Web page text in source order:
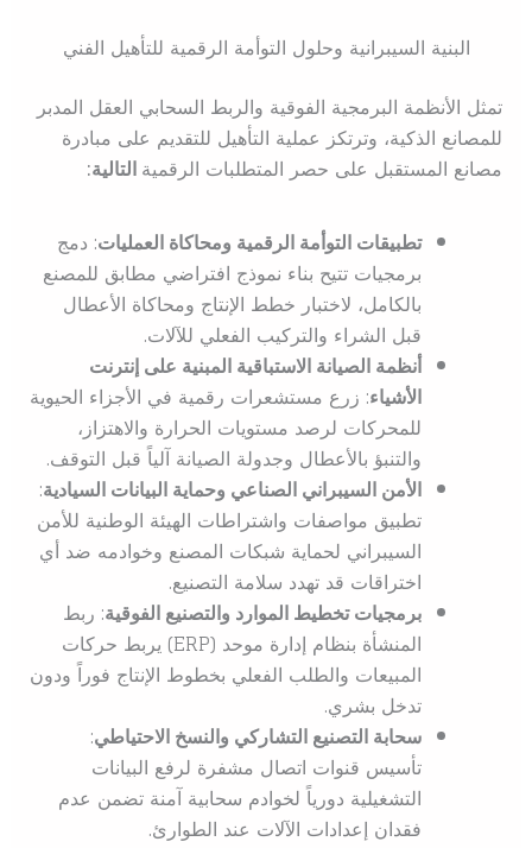
البنية السيبرانية وحلول التوأمة الرقمية للتأهيل الفني
تمثل الأنظمة البرمجية الفوقية والربط السحابي العقل المدبر
للمصانع الذكية، وترتكز عملية التأهيل للتقديم على مبادرة
مصانع المستقبل على حصر المتطلبات الرقميةالتالية:
تطبيقات التوأمة الرقمية ومحاكاة العمليات: دمج
برمجيات تتيح بناء نموذج افتراضي مطابق للمصنع
بالكامل، لاختبار خطط الإنتاج ومحاكاة الأعطال
قبل الشراء والتركيب الفعلي للآلات.
أنظمة الصيانة الاستباقية المبنية على إنترنت
الأشياء: زرع مستشعرات رقمية في الأجزاء الحيوية
للمحركات لرصد مستويات الحرارة والاهتزاز،
والتنبؤ بالأعطال وجدولة الصيانة آلياً قبل التوقف.
الأمن السيبراني الصناعي وحماية البيانات السيادية:
تطبيق مواصفات واشتراطات الهيئة الوطنية للأمن
السيبراني لحماية شبكات المصنع وخوادمه ضد أي
اختراقات قد تهدد سلامة التصنيع.
برمجيات تخطيط الموارد والتصنيع الفوقية: ربط
المنشأة بنظام إدارة موحد (ERP) يربط حركات
المبيعات والطلب الفعلي بخطوط الإنتاج فوراً ودون
تدخل بشري.
سحابة التصنيع التشاركي والنسخ الاحتياطي:
تأسيس قنوات اتصال مشفرة لرفع البيانات
التشغيلية دورياً لخوادم سحابية آمنة تضمن عدم
فقدان إعدادات الآلات عند الطوارئ.